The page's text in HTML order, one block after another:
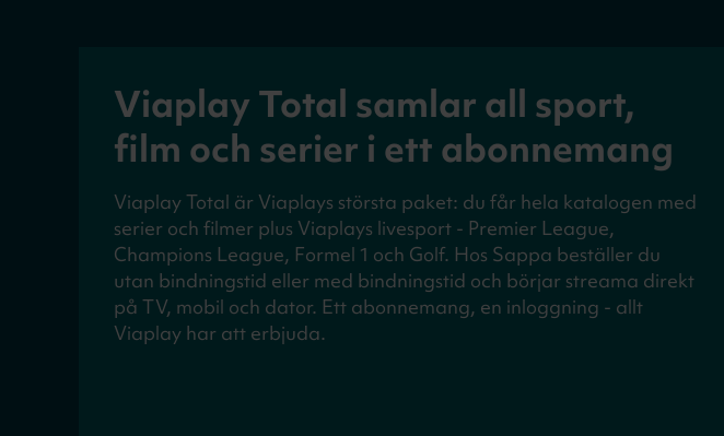
Viaplay Total samlar all sport,
film och serier i ett abonnemang
Viaplay Total är Viaplays största paket: du får hela katalogen med
serier och filmer plus Viaplays livesport - Premier League,
Champions League, Formel 1 och Golf. Hos Sappa beställer du
utan bindningstid eller med bindningstid och börjar streama direkt
på TV, mobil och dator. Ett abonnemang, en inloggning - allt
Viaplay har att erbjuda.